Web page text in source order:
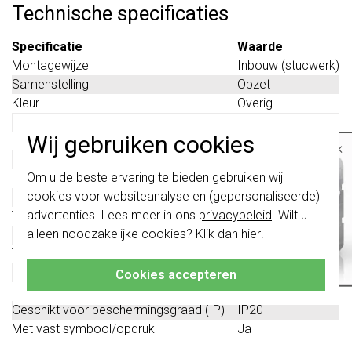
Wij gebruiken cookies
Om u de beste ervaring te bieden gebruiken wij
cookies voor websiteanalyse en (gepersonaliseerde)
advertenties. Lees meer in ons privacybeleid. Wilt u
alleen noodzakelijke cookies? Klik dan hier.
Cookies accepteren
Technische specificaties
Specificatie
Waarde
Montagewijze
Inbouw (stucwerk)
Samenstelling
Opzet
Kleur
Overig
Lamphouder
Overig
Oppervlaktebescherming
Materiaalkwaliteit
Overig
Materiaal
Overig
Toepassing als drukker
Nee
Met lichtbron
Nee
Transparant
Met uitwisselbaar symbool
Nee
Geschikt voor beschermingsgraad (IP)
IP20
Met vast symbool/opdruk
Ja
×
schakelwippen zijn vernieuwd. Ze zijn
niette combineren met de schakelaars
van vóór augustus 2024.
Klik hiervoor meer informatie, zodat je